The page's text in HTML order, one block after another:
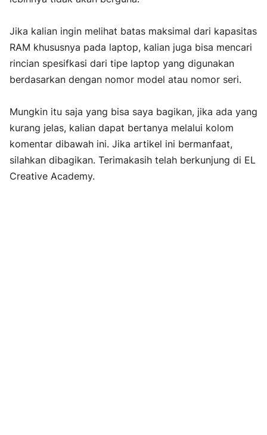
Jika kalian ingin melihat batas maksimal dari kapasitas
RAM khususnya pada laptop, kalian juga bisa mencari
rincian spesifkasi dari tipe laptop yang digunakan
berdasarkan dengan nomor model atau nomor seri.
Mungkin itu saja yang bisa saya bagikan, jika ada yang
kurang jelas, kalian dapat bertanya melalui kolom
komentar dibawah ini. Jika artikel ini bermanfaat,
silahkan dibagikan. Terimakasih telah berkunjung di EL
Creative Academy.